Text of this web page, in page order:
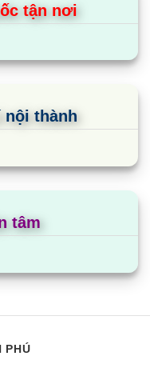
tận nơi
nội thành
tâm
PHÚ